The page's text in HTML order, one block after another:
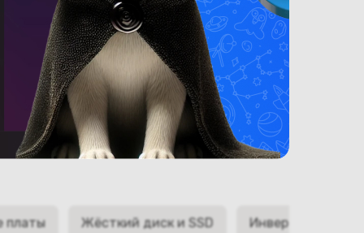
платы Жёсткий диск и SSD Инверторы